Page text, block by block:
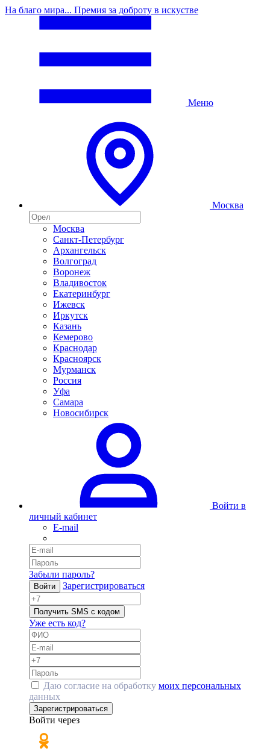
На благо мира... Премия за доброту в искустве
Меню
Москва
Москва
Санкт-Петербург
Архангельск
Волгоград
Воронеж
Владивосток
Екатеринбург
Ижевск
Иркутск
Казань
Кемерово
Краснодар
Красноярск
Мурманск
Россия
Уфа
Самара
Новосибирск
Войти в
личный кабинет
E-mail
Забыли пароль?
Войти Зарегистрироваться
Получить SMS с кодом
Уже есть код?
Даю согласие на обработку моих персональных
данных
Зарегистрироваться
Войти через